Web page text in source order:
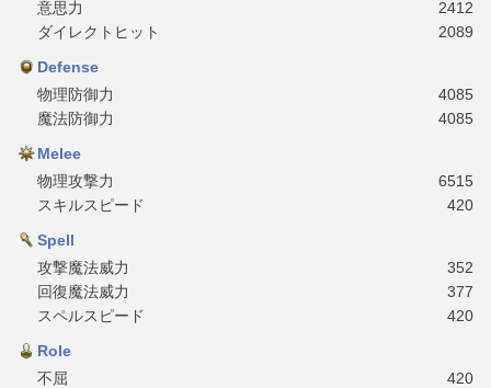
意思力
2412
ダイレクトヒット
2089
Defense
物理防御力
4085
魔法防御力
4085
Melee
物理攻撃力
6515
スキルスピード
420
Spell
攻撃魔法威力
352
回復魔法威力
377
スペルスピード
420
Role
不屈
420